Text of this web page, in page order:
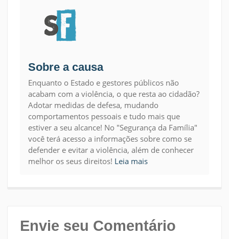
Sobre a causa
Enquanto o Estado e gestores públicos não
acabam com a violência, o que resta ao cidadão?
Adotar medidas de defesa, mudando
comportamentos pessoais e tudo mais que
estiver a seu alcance! No "Segurança da Família"
você terá acesso a informações sobre como se
defender e evitar a violência, além de conhecer
melhor os seus direitos! Leia mais
Envie seu Comentário